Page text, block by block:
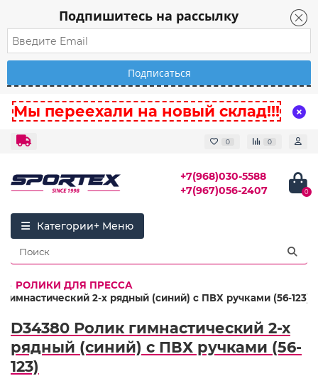
Подпишитесь на рассылку
Мы переехали на новый склад!!!
0 0
+7(968)030-5588
+7(967)056-2407
0
Категории
РОЛИКИ ДЛЯ ПРЕССА
2-х рядный (синий) с ПВХ ручками (56-123)
D34380 Ролик гимнастический 2-х
рядный (синий) с ПВХ ручками (56-
123)